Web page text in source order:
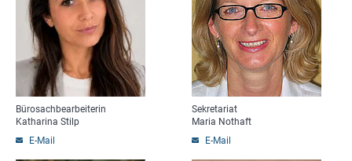
Bürosachbearbeiterin
Katharina Stilp
E-Mail
Sekretariat
Maria Nothaft
E-Mail